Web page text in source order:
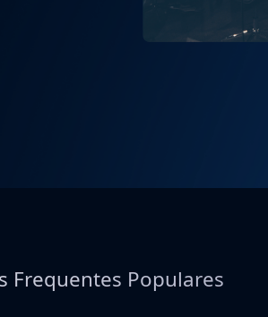
Frequentes Populares